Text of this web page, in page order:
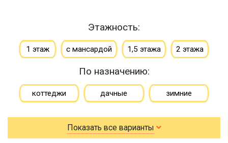
Этажность:
1 этаж с мансардой 1,5 этажа 2 этажа
По назначению:
коттеджи дачные зимние
для постоянного проживания гостевые
летние
Показать все варианты